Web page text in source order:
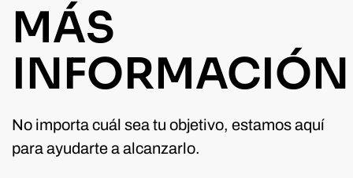
MÁS
INFORMACIÓN
No importa cuál sea tu objetivo, estamos aquí
para ayudarte a alcanzarlo.